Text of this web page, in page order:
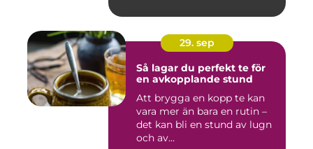
29. sep
Så lagar du perfekt te för
en avkopplande stund
Att brygga en kopp te kan
vara mer än bara en rutin –
det kan bli en stund av lugn
och av...